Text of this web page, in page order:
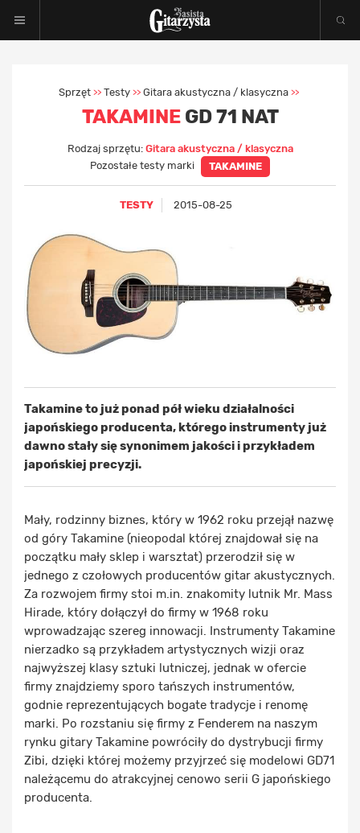
Sprzęt >> Testy >> Gitara akustyczna / klasyczna >>
TAKAMINEGD 71 NAT
Rodzaj sprzętu: Gitara akustyczna / klasyczna
Pozostałe testy marki
TAKAMINE
TESTY 2015-08-25
Takamine to już ponad pół wieku działalności
japońskiego producenta, którego instrumenty już
dawno stały się synonimem jakości i przykładem
japońskiej precyzji.
Mały, rodzinny biznes, który w 1962 roku przejął nazwę
od góry Takamine (nieopodal której znajdował się na
początku mały sklep i warsztat) przerodził się w
jednego z czołowych producentów gitar akustycznych.
Za rozwojem firmy stoi m.in. znakomity lutnik Mr. Mass
Hirade, który dołączył do firmy w 1968 roku
wprowadzając szereg innowacji. Instrumenty Takamine
nierzadko są przykładem artystycznych wizji oraz
najwyższej klasy sztuki lutniczej, jednak w ofercie
firmy znajdziemy sporo tańszych instrumentów,
godnie reprezentujących bogate tradycje i renomę
marki. Po rozstaniu się firmy z Fenderem na naszym
rynku gitary Takamine powróciły do dystrybucji firmy
Zibi, dzięki której możemy przyjrzeć się modelowi GD71
należącemu do atrakcyjnej cenowo serii G japońskiego
producenta.